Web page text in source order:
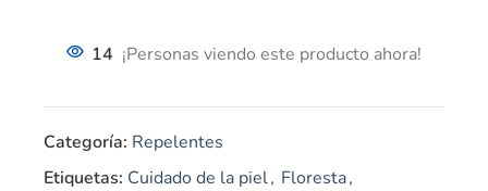
14 ¡Personas viendo este producto ahora!
Categoría: Repelentes
Etiquetas: Cuidado de la piel, Floresta,